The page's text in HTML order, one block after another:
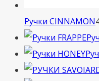
Ручки CINNAMON